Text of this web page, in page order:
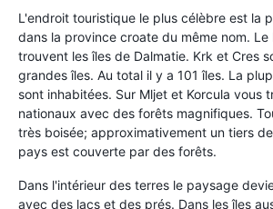
L'endroit touristique le plus célèbre est la
dans la province croate du même nom.
trouvent les îles de Dalmatie. Krk et Cres
grandes îles. Au total il y a 101 îles. La
sont inhabitées. Sur Mljet et Korcula vous
nationaux avec des forêts magnifiques.
très boisée; approximativement un tiers
pays est couverte par des forêts.
Dans l'intérieur des terres le paysage
avec des lacs et des prés. Dans les îles